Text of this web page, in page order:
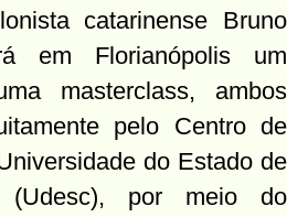
catarinense Bruno
em Florianópolis um
masterclass, ambos
pelo Centro de
do Estado de
(Udesc), por meio do